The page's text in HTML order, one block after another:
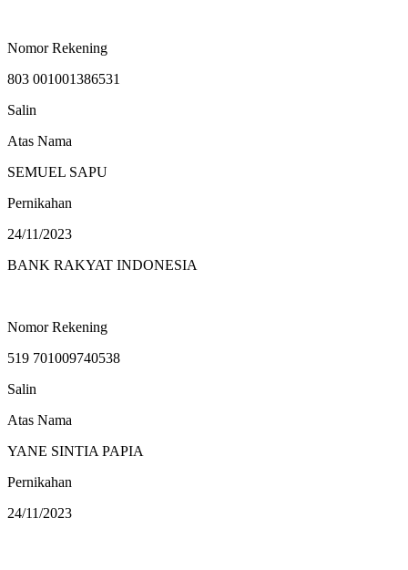
Nomor Rekening
803 001001386531
Salin
Atas Nama
SEMUEL SAPU
Pernikahan
24/11/2023
BANK RAKYAT INDONESIA
Nomor Rekening
519 701009740538
Salin
Atas Nama
YANE SINTIA PAPIA
Pernikahan
24/11/2023